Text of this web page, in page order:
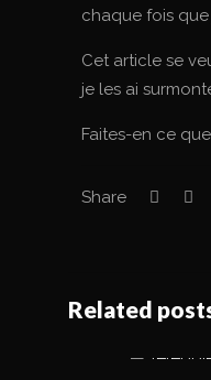
chaque fois
Cet article se
je les ai
Faites-en ce
Share
Related